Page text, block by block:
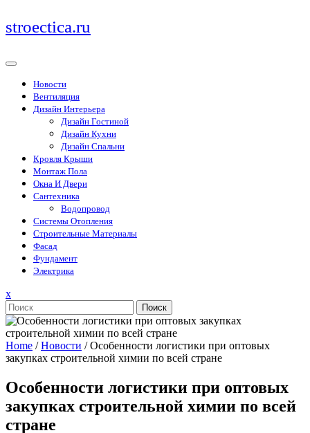
Перейти
к
stroectica.ru
Новости
Вентиляция
Дизайн Интерьера
Дизайн Гостиной
Дизайн Кухни
Дизайн Спальни
Кровля Крыши
Монтаж Пола
Окна И Двери
Сантехника
Водопровод
Системы Отопления
Строительные Материалы
Фасад
Фундамент
Электрика
xЗакрыть
меню
Поиск
Home /Новости /Особенности логистики при оптовых
закупках строительной химии по всей стране
Особенности логистики при оптовых
закупках строительной химии по всей
стране